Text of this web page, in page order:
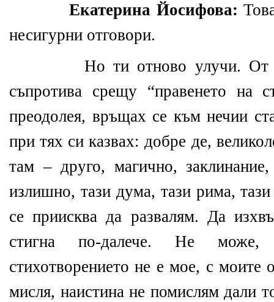
Екатерина Йосифова:
несигурни отговори.
Но ти отново улучи. От
съпротива срещу “правенето на
преодолея, връщах се към нечии
при тях си казвах: добре де,
там – друго, магично,
излишно, тази дума, тази рима,
се приисква да развалям. Да
стигна по-далече. Не може,
стихотворението не е мое, с
мисля, наистина не помислям дали